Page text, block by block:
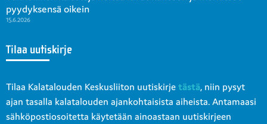
pyydyksensä oikein
15.6.2026
Tilaa uutiskirje
Tilaa Kalatalouden Keskusliiton uutiskirje tästä, niin pysyt
ajan tasalla kalatalouden ajankohtaisista aiheista. Antamaasi
sähköpostiosoitetta käytetään ainoastaan uutiskirjeen